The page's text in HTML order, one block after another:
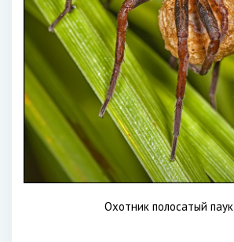
Охотник полосатый паук